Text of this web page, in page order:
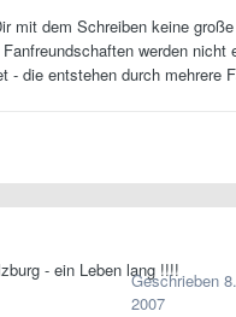
mit dem Schreiben keine
werden nicht
- die entstehen durch mehrere
- ein Leben lang !!!!
Geschrieben
2007